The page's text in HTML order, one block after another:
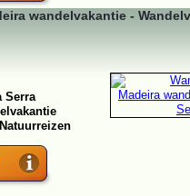
wandelvakantie -
Serra